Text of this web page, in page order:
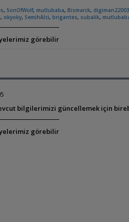
, SonOfWolf, mutlubaba, Bismarck, digiman22003
, okyoky, SemihAlci, brigantes, subalik,
görebilir
bilgilerimizi güncellemek için
görebilir